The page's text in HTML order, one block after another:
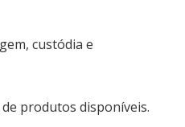
custódia e
produtos disponíveis.